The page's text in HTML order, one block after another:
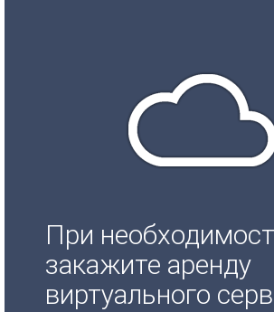
При
закажите аренду
виртуального